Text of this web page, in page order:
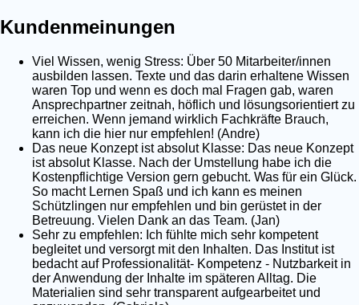
Kundenmeinungen
Viel Wissen, wenig Stress: Über 50 Mitarbeiter/innen
ausbilden lassen. Texte und das darin erhaltene Wissen
waren Top und wenn es doch mal Fragen gab, waren
Ansprechpartner zeitnah, höflich und lösungsorientiert zu
erreichen. Wenn jemand wirklich Fachkräfte Brauch,
kann ich die hier nur empfehlen! (Andre)
Das neue Konzept ist absolut Klasse: Das neue Konzept
ist absolut Klasse. Nach der Umstellung habe ich die
Kostenpflichtige Version gern gebucht. Was für ein Glück.
So macht Lernen Spaß und ich kann es meinen
Schützlingen nur empfehlen und bin gerüstet in der
Betreuung. Vielen Dank an das Team. (Jan)
Sehr zu empfehlen: Ich fühlte mich sehr kompetent
begleitet und versorgt mit den Inhalten. Das Institut ist
bedacht auf Professionalität- Kompetenz - Nutzbarkeit in
der Anwendung der Inhalte im späteren Alltag. Die
Materialien sind sehr transparent aufgearbeitet und